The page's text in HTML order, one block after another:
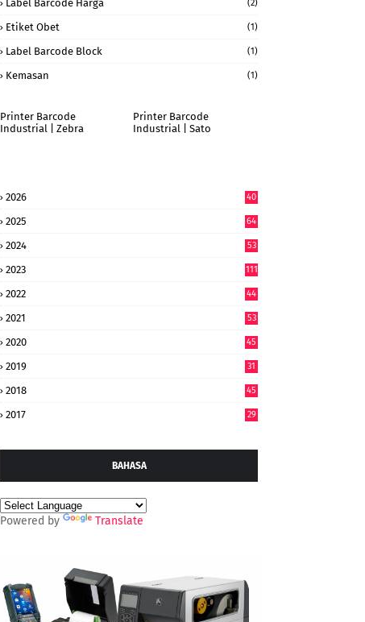
Label Barcode Harga (2)
Etiket Obet (1)
Label Barcode Block (1)
Kemasan (1)
Printer Barcode
Industrial | Zebra
Printer Barcode
Industrial | Sato
2026
40
2025
64
2024
53
2023 111
2022
44
2021 53
2020 45
2019 31
2018 45
2017 29
BAHASA
Powered by Translate